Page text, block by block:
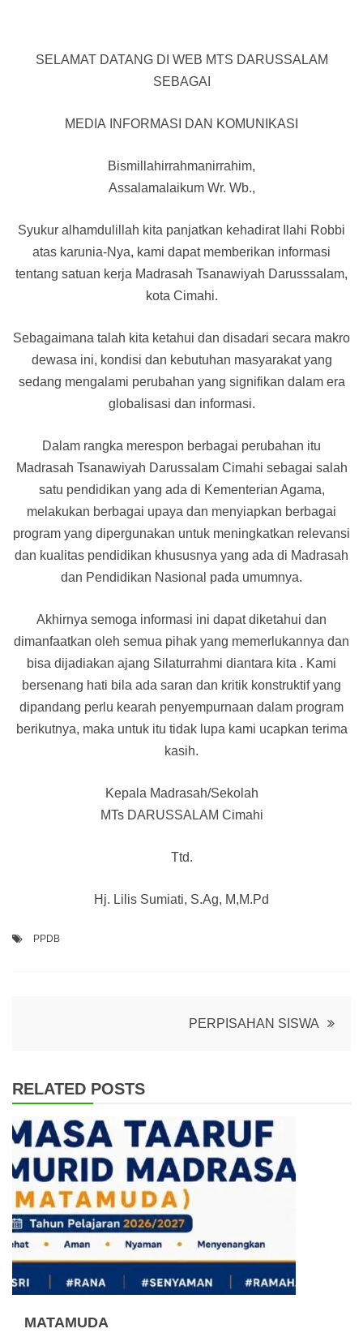
SELAMAT DATANG DI WEB MTS DARUSSALAM
SEBAGAI
MEDIA INFORMASI DAN KOMUNIKASI
Bismillahirrahmanirrahim,
Assalamalaikum Wr. Wb.,
Syukur alhamdulillah kita panjatkan kehadirat Ilahi Robbi
atas karunia-Nya, kami dapat memberikan informasi
tentang satuan kerja Madrasah Tsanawiyah Darusssalam,
kota Cimahi.
Sebagaimana talah kita ketahui dan disadari secara makro
dewasa ini, kondisi dan kebutuhan masyarakat yang
sedang mengalami perubahan yang signifikan dalam era
globalisasi dan informasi.
Dalam rangka merespon berbagai perubahan itu
Madrasah Tsanawiyah Darussalam Cimahi sebagai salah
satu pendidikan yang ada di Kementerian Agama,
melakukan berbagai upaya dan menyiapkan berbagai
program yang dipergunakan untuk meningkatkan relevansi
dan kualitas pendidikan khususnya yang ada di Madrasah
dan Pendidikan Nasional pada umumnya.
Akhirnya semoga informasi ini dapat diketahui dan
dimanfaatkan oleh semua pihak yang memerlukannya dan
bisa dijadiakan ajang Silaturrahmi diantara kita . Kami
bersenang hati bila ada saran dan kritik konstruktif yang
dipandang perlu kearah penyempurnaan dalam program
berikutnya, maka untuk itu tidak lupa kami ucapkan terima
kasih.
Kepala Madrasah/Sekolah
MTs DARUSSALAM Cimahi
Ttd.
Hj. Lilis Sumiati, S.Ag, M,M.Pd
PPDB
PERPISAHAN SISWA
RELATED POSTS
MATAMUDA